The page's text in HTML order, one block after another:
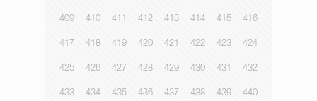
409 410 411 412 413 414 415 416
417 418 419 420 421 422 423 424
425 426 427 428 429 430 431 432
433 434 435 436 437 438 439 440